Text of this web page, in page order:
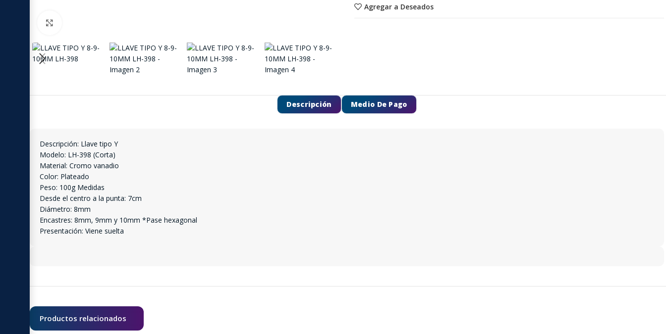
Agregar a Deseados
Descripción Medio De Pago
Descripción: Llave tipo Y
Modelo: LH-398 (Corta)
Material: Cromo vanadio
Color: Plateado
Peso: 100g Medidas
Desde el centro a la punta: 7cm
Diámetro: 8mm
Encastres: 8mm, 9mm y 10mm *Pase hexagonal
Presentación: Viene suelta
Productos relacionados